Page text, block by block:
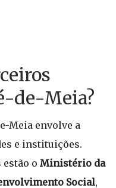
de-Meia?
Meia envolve a
e instituições.
o Ministério da
Social,